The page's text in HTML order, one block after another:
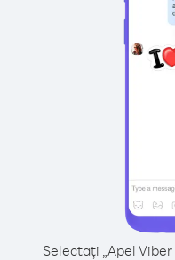
Selectați „Apel